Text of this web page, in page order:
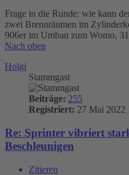
Frage in die Runde: wie kann
zwei Brennräumen im
906er im Umbau zum Womo,
Nach oben
Holgi
Stammgast
Beiträge: 255
Registriert: 27 Mai 2022
Re: Sprinter vibriert
Beschleunigen
Zitieren